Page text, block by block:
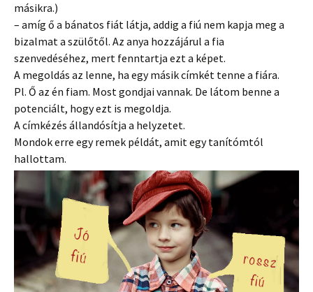
másikra.)
– amíg ő a bánatos fiát látja, addig a fiú nem kapja meg a
bizalmat a szülőtől. Az anya hozzájárul a fia
szenvedéséhez, mert fenntartja ezt a képet.
A megoldás az lenne, ha egy másik címkét tenne a fiára.
Pl. Ő az én fiam. Most gondjai vannak. De látom benne a
potenciált, hogy ezt is megoldja.
A címkézés állandósítja a helyzetet.
Mondok erre egy remek példát, amit egy tanítómtól
hallottam.